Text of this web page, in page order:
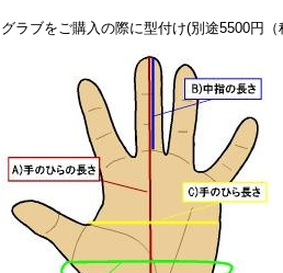
グラブをご購入の際に型付け(別途5500円